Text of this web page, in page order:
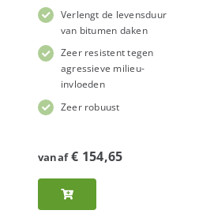
Verlengt de levensduur
van bitumen daken
Zeer resistent tegen
agressieve milieu-
invloeden
Zeer robuust
vanaf € 154,65